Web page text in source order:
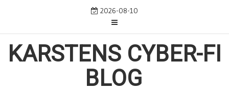
2026-08-10
KARSTENS CYBER-FI
BLOG